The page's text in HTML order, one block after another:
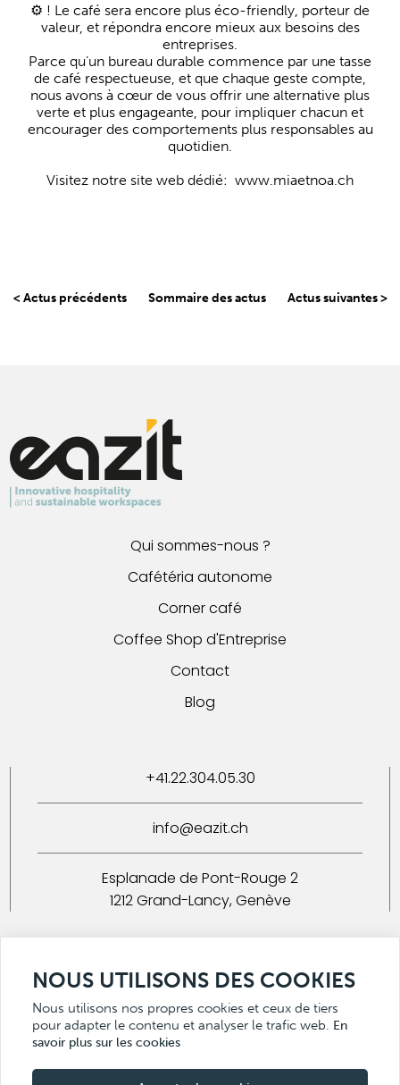
⚙️ ! Le café sera encore plus éco-friendly, porteur de
valeur, et répondra encore mieux aux besoins des
entreprises.
Parce qu’un bureau durable commence par une tasse
de café respectueuse, et que chaque geste compte,
nous avons à cœur de vous offrir une alternative plus
verte et plus engageante, pour impliquer chacun et
encourager des comportements plus responsables au
quotidien.
Visitez notre site web dédié: www.miaetnoa.ch
< Actus précédents Sommaire des actus Actus suivantes >
Qui sommes-nous ?
Cafétéria autonome
Corner café
Coffee Shop d'Entreprise
Contact
Blog
+41.22.304.05.30
info@eazit.ch
Esplanade de Pont-Rouge 2
1212 Grand-Lancy, Genève
NOUS UTILISONS DES COOKIES
Nous utilisons nos propres cookies et ceux de tiers
pour adapter le contenu et analyser le trafic web. En
savoir plus sur les cookies